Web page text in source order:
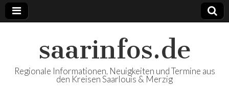
saarinfos.de
Regionale Informationen, Neuigkeiten und Termine aus
den Kreisen Saarlouis & Merzig